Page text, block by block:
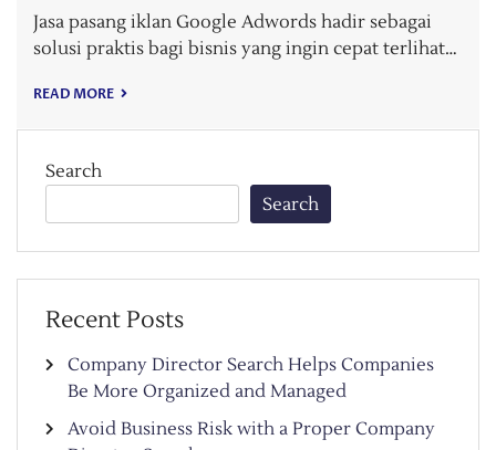
Jasa pasang iklan Google Adwords hadir sebagai
solusi praktis bagi bisnis yang ingin cepat terlihat…
READ MORE
Search
Search
Recent Posts
Company Director Search Helps Companies
Be More Organized and Managed
Avoid Business Risk with a Proper Company